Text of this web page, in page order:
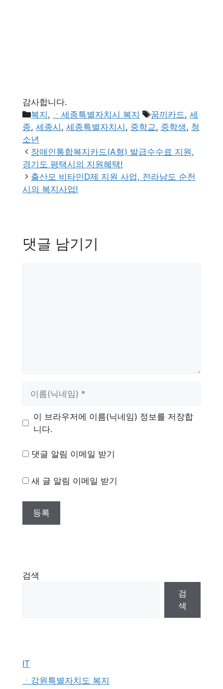
감사합니다.
카
테
고
리
복지, ㆍ세종특별자치시 복지
태
그
꿈끼카드, 세
종, 세종시, 세종특별자치시, 중학교, 중학생, 청
소년
장애인통합복지카드(A형) 발급수수료 지원,
경기도 평택시의 지원혜택!
출산모 비타민D제 지원 사업, 전라남도 순천
시의 복지사업!
댓글 남기기
이 브라우저에 이름(닉네임) 정보를 저장합
니다.
댓글 알림 이메일 받기
새 글 알림 이메일 받기
검색
검
색
IT
ㆍ강원특별자치도 복지